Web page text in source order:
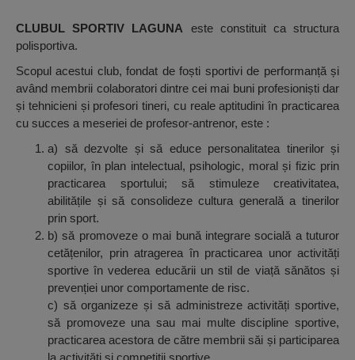
CLUBUL SPORTIV LAGUNA este constituit ca structura
polisportiva.
Scopul acestui club, fondat de foști sportivi de performanță și
având membrii colaboratori dintre cei mai buni profesioniști dar
și tehnicieni și profesori tineri, cu reale aptitudini în practicarea
cu succes a meseriei de profesor-antrenor, este :
a) să dezvolte și să educe personalitatea tinerilor și
copiilor, în plan intelectual, psihologic, moral și fizic prin
practicarea sportului; să stimuleze creativitatea,
abilitățile și să consolideze cultura generală a tinerilor
prin sport.
b) să promoveze o mai bună integrare socială a tuturor
cetățenilor, prin atragerea în practicarea unor activități
sportive în vederea educării un stil de viață sănătos și
prevenției unor comportamente de risc.
c) să organizeze și să administreze activități sportive,
să promoveze una sau mai multe discipline sportive,
practicarea acestora de către membrii săi și participarea